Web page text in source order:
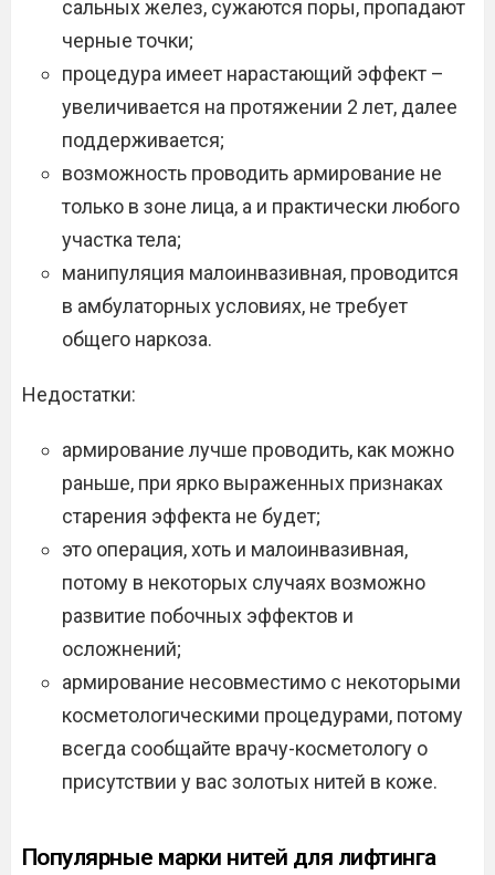
сальных желез, сужаются поры, пропадают
черные точки;
процедура имеет нарастающий эффект –
увеличивается на протяжении 2 лет, далее
поддерживается;
возможность проводить армирование не
только в зоне лица, а и практически любого
участка тела;
манипуляция малоинвазивная, проводится
в амбулаторных условиях, не требует
общего наркоза.
Недостатки:
армирование лучше проводить, как можно
раньше, при ярко выраженных признаках
старения эффекта не будет;
это операция, хоть и малоинвазивная,
потому в некоторых случаях возможно
развитие побочных эффектов и
осложнений;
армирование несовместимо с некоторыми
косметологическими процедурами, потому
всегда сообщайте врачу-косметологу о
присутствии у вас золотых нитей в коже.
Популярные марки нитей для лифтинга